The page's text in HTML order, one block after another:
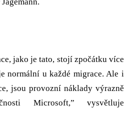
jako je tato, stojí zpočátku více
normální u každé migrace. Ale i
jsou provozní náklady výrazně
Microsoft,” vysvětluje